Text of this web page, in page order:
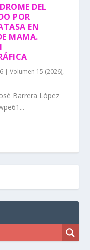
DEL
POR
EN
MAMA.
|Volumen 15 (2026),
Barrera López